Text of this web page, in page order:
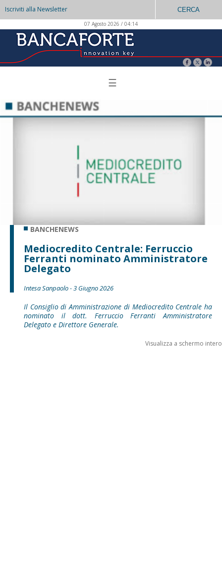
Iscriviti alla Newsletter CERCA
07 Agosto 2026 / 04:14
☰
BANCHENEWS
Mediocredito Centrale: Ferruccio
Ferranti nominato Amministratore
Delegato
Intesa Sanpaolo - 3 Giugno 2026
Il Consiglio di Amministrazione di Mediocredito Centrale ha
nominato il dott. Ferruccio Ferranti Amministratore
Delegato e Direttore Generale.
Visualizza a schermo intero